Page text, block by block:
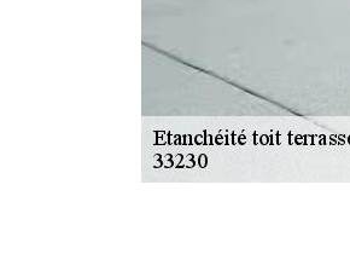
terrasse réalisés dans les